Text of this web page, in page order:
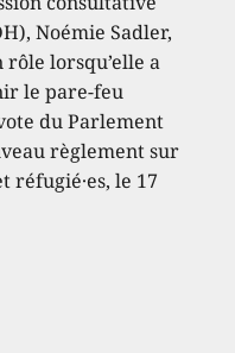
Noémie Sadler,
lorsqu’elle a
le pare-feu
du Parlement
règlement sur
réfugié·es, le 17